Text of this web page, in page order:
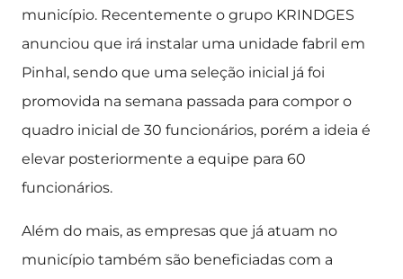
município. Recentemente o grupo KRINDGES
anunciou que irá instalar uma unidade fabril em
Pinhal, sendo que uma seleção inicial já foi
promovida na semana passada para compor o
quadro inicial de 30 funcionários, porém a ideia é
elevar posteriormente a equipe para 60
funcionários.
Além do mais, as empresas que já atuam no
município também são beneficiadas com a